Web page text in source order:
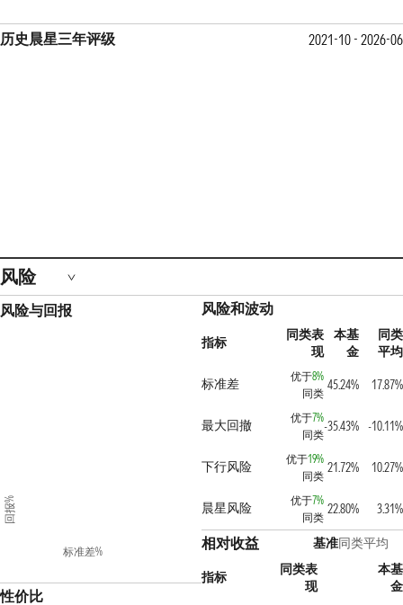
历史晨星三年评级 2021-10 - 2026-06
风险
风险与回报
标准差%
回报%
性价比
风险和波动
指标
同类表
现
本基
金
同类
平均
标准差
优于8%
同类
45.24% 17.87%
最大回撤 优于7%
同类
-35.43% -10.11%
下行风险 优于19%
同类
21.72% 10.27%
晨星风险 优于7%
同类
22.80% 3.31%
相对收益 基准同类平均
指标
同类表
现
本基
金